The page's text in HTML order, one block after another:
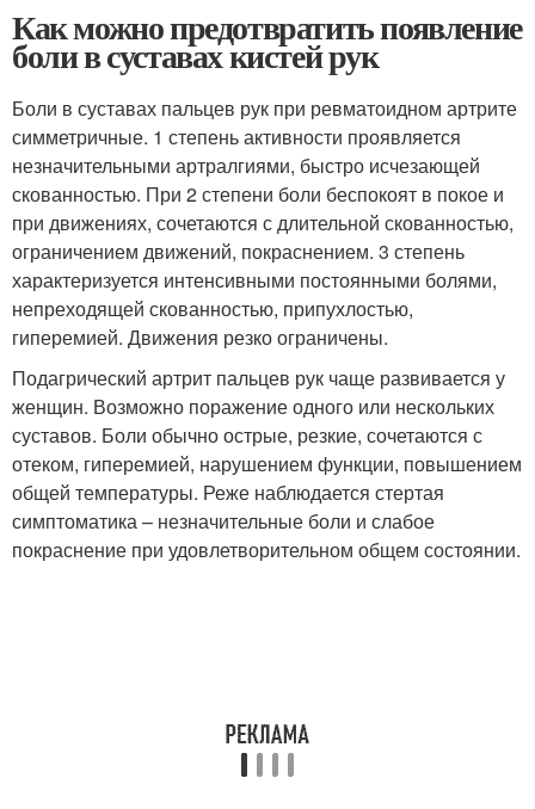
Как можно предотвратить появление
боли в суставах кистей рук
Боли в суставах пальцев рук при ревматоидном артрите
симметричные. 1 степень активности проявляется
незначительными артралгиями, быстро исчезающей
скованностью. При 2 степени боли беспокоят в покое и
при движениях, сочетаются с длительной скованностью,
ограничением движений, покраснением. 3 степень
характеризуется интенсивными постоянными болями,
непреходящей скованностью, припухлостью,
гиперемией. Движения резко ограничены.
Подагрический артрит пальцев рук чаще развивается у
женщин. Возможно поражение одного или нескольких
суставов. Боли обычно острые, резкие, сочетаются с
отеком, гиперемией, нарушением функции, повышением
общей температуры. Реже наблюдается стертая
симптоматика – незначительные боли и слабое
покраснение при удовлетворительном общем состоянии.